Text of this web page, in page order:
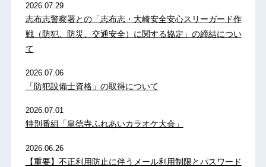
2026.07.29
志布志警察署との「志布志・大崎安全安心スリーガード作
戦（防犯、防災、交通安全）に関する協定」の締結につい
て
2026.07.06
「防犯設備士資格」の取得について
2026.07.01
特別番組「皇徳寺ふれあいカラオケ大会」
2026.06.26
【重要】不正利用防止に伴うメール利用制限とパスワード